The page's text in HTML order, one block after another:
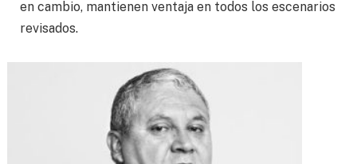
en cambio, mantienen ventaja en todos los escenarios
revisados.